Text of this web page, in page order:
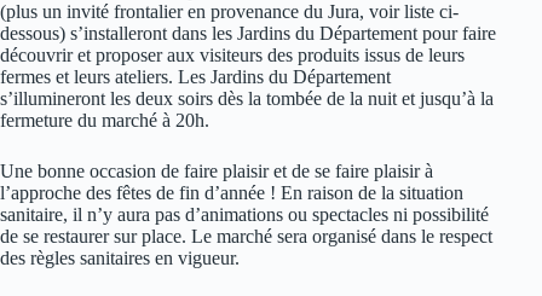
(plus un invité frontalier en provenance du Jura, voir liste ci-
dessous) s’installeront dans les Jardins du Département pour faire
découvrir et proposer aux visiteurs des produits issus de leurs
fermes et leurs ateliers. Les Jardins du Département
s’illumineront les deux soirs dès la tombée de la nuit et jusqu’à la
fermeture du marché à 20h.
Une bonne occasion de faire plaisir et de se faire plaisir à
l’approche des fêtes de fin d’année ! En raison de la situation
sanitaire, il n’y aura pas d’animations ou spectacles ni possibilité
de se restaurer sur place. Le marché sera organisé dans le respect
des règles sanitaires en vigueur.